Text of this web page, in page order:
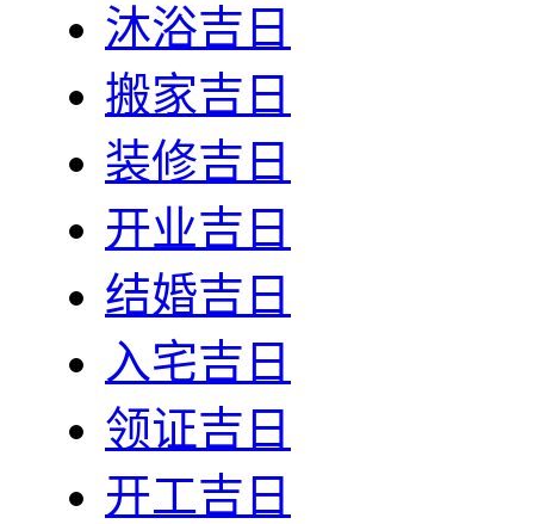
沐浴吉日
搬家吉日
装修吉日
开业吉日
结婚吉日
入宅吉日
领证吉日
开工吉日